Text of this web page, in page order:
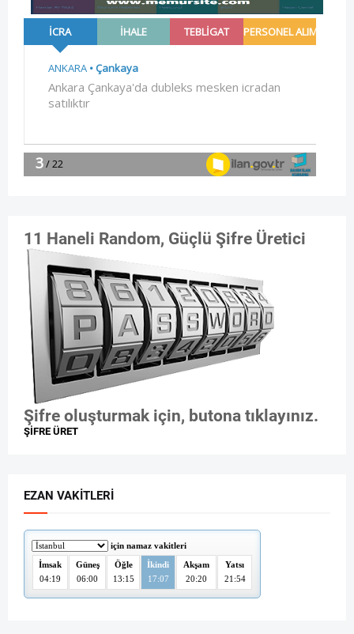
11 Haneli Random, Güçlü Şifre Üretici
Şifre oluşturmak için, butona tıklayınız.
ŞİFRE ÜRET
EZAN VAKITLERI